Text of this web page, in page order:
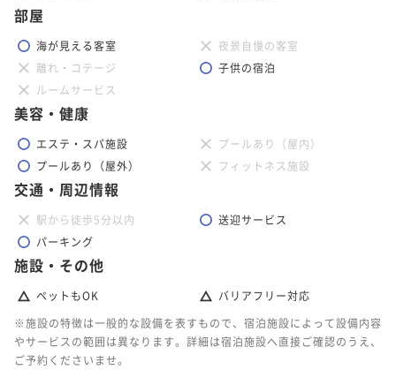
部屋
海が見える客室
夜景自慢の客室
離れ・コテージ
子供の宿泊
ルームサービス
美容・健康
エステ・スパ施設
プールあり（屋内）
プールあり（屋外）
フィットネス施設
交通・周辺情報
駅から徒歩5分以内
送迎サービス
パーキング
施設・その他
ペットもOK
バリアフリー対応
※施設の特徴は一般的な設備を表すもので、宿泊施設によって設備内容
やサービスの範囲は異なります。詳細は宿泊施設へ直接ご確認のうえ、
ご予約くださいませ。